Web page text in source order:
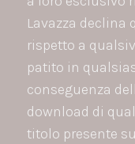
Lavazza
rispetto a
patito in
conseguenza
download di
titolo presente